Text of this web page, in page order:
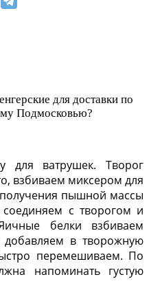
для доставки по
Подмосковью?
для ватрушек. Творог
взбиваем миксером для
пышной массы
с творогом и
белки взбиваем
в творожную
перемешиваем. По
напоминать густую